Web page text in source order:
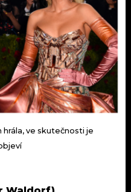
hrála, ve skutečnosti je